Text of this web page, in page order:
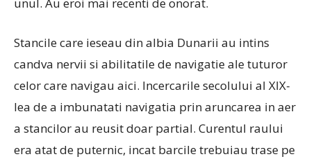
unul. Au eroi mai recenti de onorat.
Stancile care ieseau din albia Dunarii au intins
candva nervii si abilitatile de navigatie ale tuturor
celor care navigau aici. Incercarile secolului al XIX-
lea de a imbunatati navigatia prin aruncarea in aer
a stancilor au reusit doar partial. Curentul raului
era atat de puternic, incat barcile trebuiau trase pe